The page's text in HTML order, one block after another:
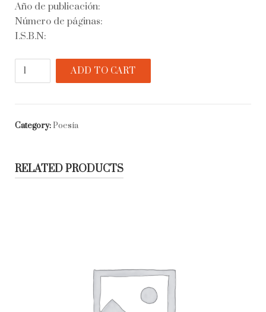
Año de publicación:
Número de páginas:
I.S.B.N:
Triple
El
cantar
quantity
ADD TO CART
Category:Poesía
RELATED PRODUCTS